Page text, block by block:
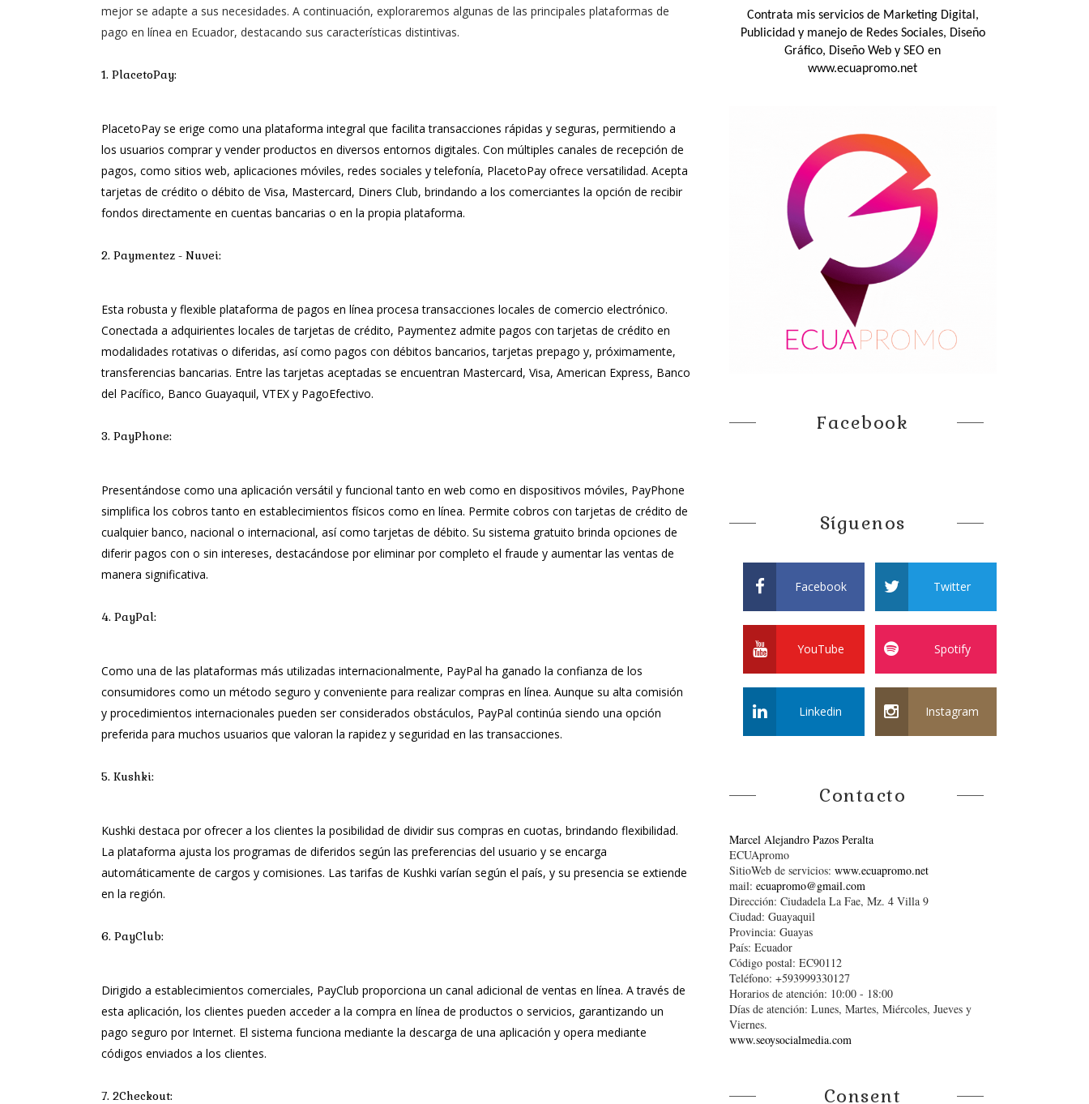
mejor se adapte a sus necesidades. A continuación, exploraremos algunas de las principales plataformas de
pago en línea en Ecuador, destacando sus características distintivas.
1. PlacetoPay:
PlacetoPay se erige como una plataforma integral que facilita transacciones rápidas y seguras, permitiendo a
los usuarios comprar y vender productos en diversos entornos digitales. Con múltiples canales de recepción de
pagos, como sitios web, aplicaciones móviles, redes sociales y telefonía, PlacetoPay ofrece versatilidad. Acepta
tarjetas de crédito o débito de Visa, Mastercard, Diners Club, brindando a los comerciantes la opción de recibir
fondos directamente en cuentas bancarias o en la propia plataforma.
2. Paymentez - Nuvei:
Esta robusta y flexible plataforma de pagos en línea procesa transacciones locales de comercio electrónico.
Conectada a adquirientes locales de tarjetas de crédito, Paymentez admite pagos con tarjetas de crédito en
modalidades rotativas o diferidas, así como pagos con débitos bancarios, tarjetas prepago y, próximamente,
transferencias bancarias. Entre las tarjetas aceptadas se encuentran Mastercard, Visa, American Express, Banco
del Pacífico, Banco Guayaquil, VTEX y PagoEfectivo.
3. PayPhone:
Presentándose como una aplicación versátil y funcional tanto en web como en dispositivos móviles, PayPhone
simplifica los cobros tanto en establecimientos físicos como en línea. Permite cobros con tarjetas de crédito de
cualquier banco, nacional o internacional, así como tarjetas de débito. Su sistema gratuito brinda opciones de
diferir pagos con o sin intereses, destacándose por eliminar por completo el fraude y aumentar las ventas de
manera significativa.
4. PayPal:
Como una de las plataformas más utilizadas internacionalmente, PayPal ha ganado la confianza de los
consumidores como un método seguro y conveniente para realizar compras en línea. Aunque su alta comisión
y procedimientos internacionales pueden ser considerados obstáculos, PayPal continúa siendo una opción
preferida para muchos usuarios que valoran la rapidez y seguridad en las transacciones.
5. Kushki:
Kushki destaca por ofrecer a los clientes la posibilidad de dividir sus compras en cuotas, brindando flexibilidad.
La plataforma ajusta los programas de diferidos según las preferencias del usuario y se encarga
automáticamente de cargos y comisiones. Las tarifas de Kushki varían según el país, y su presencia se extiende
en la región.
6. PayClub:
Dirigido a establecimientos comerciales, PayClub proporciona un canal adicional de ventas en línea. A través de
esta aplicación, los clientes pueden acceder a la compra en línea de productos o servicios, garantizando un
pago seguro por Internet. El sistema funciona mediante la descarga de una aplicación y opera mediante
códigos enviados a los clientes.
7. 2Checkout:
Contrata mis servicios de Marketing Digital,
Publicidad y manejo de Redes Sociales, Diseño
Gráfico, Diseño Web y SEO en
www.ecuapromo.net
Facebook
Síguenos
Facebook Twitter
YouTube Spotify
Linkedin Instagram
Contacto
Marcel Alejandro Pazos Peralta
ECUApromo
SitioWeb de servicios: www.ecuapromo.net
mail: ecuapromo@gmail.com
Dirección: Ciudadela La Fae, Mz. 4 Villa 9
Ciudad: Guayaquil
Provincia: Guayas
País: Ecuador
Código postal: EC90112
Teléfono: +593999330127
Horarios de atención: 10:00 - 18:00
Días de atención: Lunes, Martes, Miércoles, Jueves y
Viernes.
www.seoysocialmedia.com
Consent